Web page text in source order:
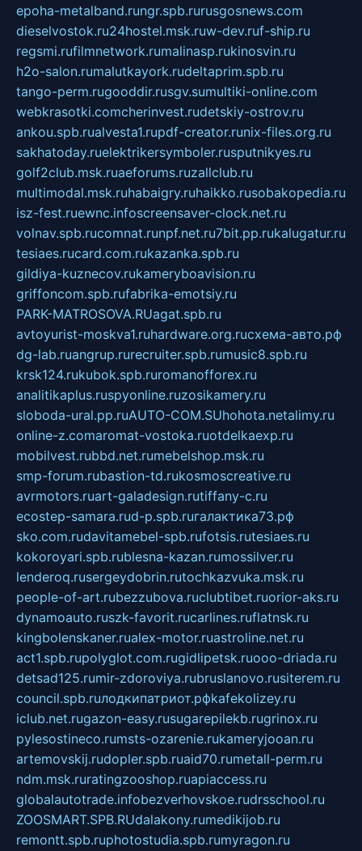
epoha-metalband.rungr.spb.rurusgosnews.com
dieselvostok.ru24hostel.msk.ruw-dev.ruf-ship.ru
regsmi.rufilmnetwork.rumalinasp.rukinosvin.ru
h2o-salon.rumalutkayork.rudeltaprim.spb.ru
tango-perm.rugooddir.rusgv.sumultiki-online.com
webkrasotki.comcherinvest.rudetskiy-ostrov.ru
ankou.spb.rualvesta1.rupdf-creator.runix-files.org.ru
sakhatoday.ruelektrikersymboler.rusputnikyes.ru
golf2club.msk.ruaeforums.ruzallclub.ru
multimodal.msk.ruhabaigry.ruhaikko.rusobakopedia.ru
isz-fest.ruewnc.infoscreensaver-clock.net.ru
volnav.spb.rucomnat.runpf.net.ru7bit.pp.rukalugatur.ru
tesiaes.rucard.com.rukazanka.spb.ru
gildiya-kuznecov.rukameryboavision.ru
griffoncom.spb.rufabrika-emotsiy.ru
PARK-MATROSOVA.RUagat.spb.ru
avtoyurist-moskva1.ruhardware.org.ruсхема-авто.рф
dg-lab.ruangrup.rurecruiter.spb.rumusic8.spb.ru
krsk124.rukubok.spb.ruromanofforex.ru
analitikaplus.ruspyonline.ruzosikamery.ru
sloboda-ural.pp.ruAUTO-COM.SUhohota.netalimy.ru
online-z.comaromat-vostoka.ruotdelkaexp.ru
mobilvest.rubbd.net.rumebelshop.msk.ru
smp-forum.rubastion-td.rukosmoscreative.ru
avrmotors.ruart-galadesign.rutiffany-c.ru
ecostep-samara.rud-p.spb.ruгалактика73.рф
sko.com.rudavitamebel-spb.rufotsis.rutesiaes.ru
kokoroyari.spb.rublesna-kazan.rumossilver.ru
lenderoq.rusergeydobrin.rutochkazvuka.msk.ru
people-of-art.rubezzubova.ruclubtibet.ruorior-aks.ru
dynamoauto.ruszk-favorit.rucarlines.ruflatnsk.ru
kingbolenskaner.rualex-motor.ruastroline.net.ru
act1.spb.rupolyglot.com.rugidlipetsk.ruooo-driada.ru
detsad125.rumir-zdoroviya.rubruslanovo.rusiterem.ru
council.spb.ruлодкипатриот.рфkafekolizey.ru
iclub.net.rugazon-easy.rusugarepilekb.rugrinox.ru
pylesostineco.rumsts-ozarenie.rukameryjooan.ru
artemovskij.rudopler.spb.ruaid70.rumetall-perm.ru
ndm.msk.ruratingzooshop.ruapiaccess.ru
globalautotrade.infobezverhovskoe.rudrsschool.ru
ZOOSMART.SPB.RUdalakony.rumedikijob.ru
remontt.spb.ruphotostudia.spb.rumyragon.ru